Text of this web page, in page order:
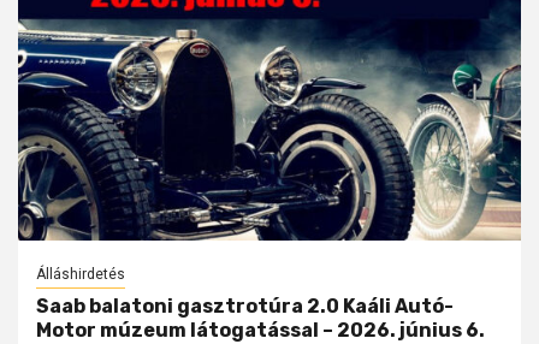
Álláshirdetés
Saab balatoni gasztrotúra 2.0 Kaáli Autó-
Motor múzeum látogatással – 2026. június 6.